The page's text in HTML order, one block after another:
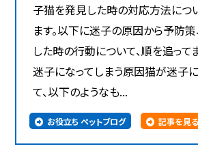
子猫を発見した時の対応方法につ
ます。以下に迷子の原因から予防
した時の行動について、順を追って
迷子になってしまう原因猫が迷子
て、以下のようなも...
お役立ち ペットブログ 記事を見る